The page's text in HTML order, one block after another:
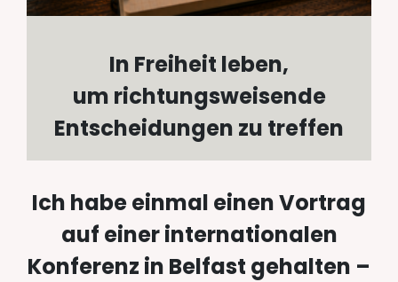
In Freiheit leben,
um richtungsweisende
Entscheidungen zu treffen
Ich habe einmal einen Vortrag
auf einer internationalen
Konferenz in Belfast gehalten –